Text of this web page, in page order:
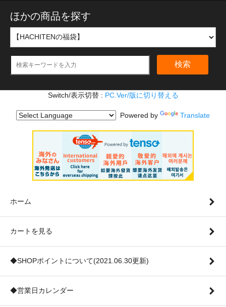
ほかの商品を探す
検索
Switch/表示切替 : PC.Ver/版に切り替える
Powered by Translate
ホーム
カートを見る
◆SHOPポイントについて(2021.06.30更新)
◆営業日カレンダー